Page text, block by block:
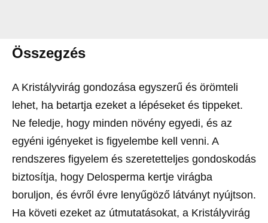
Összegzés
A Kristályvirág gondozása egyszerű és örömteli
lehet, ha betartja ezeket a lépéseket és tippeket.
Ne feledje, hogy minden növény egyedi, és az
egyéni igényeket is figyelembe kell venni. A
rendszeres figyelem és szeretetteljes gondoskodás
biztosítja, hogy Delosperma kertje virágba
boruljon, és évről évre lenyűgöző látványt nyújtson.
Ha követi ezeket az útmutatásokat, a Kristályvirág